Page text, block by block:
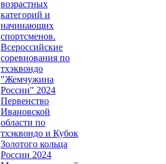
возрастных
категорий и
начинающих
спортсменов.
Всероссийские
соревнования по
тхэквондо
"Жемчужина
России" 2024
Первенство
Ивановской
области по
тхэквондо и Кубок
Золотого кольца
России 2024